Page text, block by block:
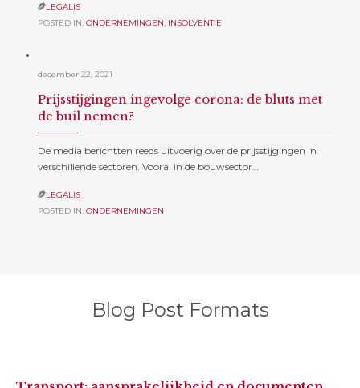
LEGALIS
POSTED IN: ONDERNEMINGEN INSOLVENTIE
december 22, 2021
Prijsstijgingen ingevolge corona: de bluts met
de buil nemen?
De media berichtten reeds uitvoerig over de prijsstijgingen in
verschillende sectoren. Vooral in de bouwsector…
LEGALIS
POSTED IN: ONDERNEMINGEN
Blog Post Formats